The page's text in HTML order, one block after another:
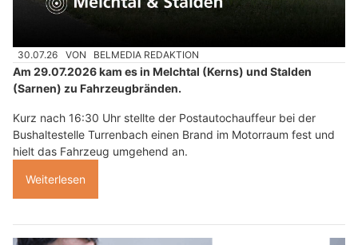
30.07.26 VON BELMEDIA REDAKTION
Am 29.07.2026 kam es in Melchtal (Kerns) und Stalden
(Sarnen) zu Fahrzeugbränden.
Kurz nach 16:30 Uhr stellte der Postautochauffeur bei der
Bushaltestelle Turrenbach einen Brand im Motorraum fest und
hielt das Fahrzeug umgehend an.
Weiterlesen